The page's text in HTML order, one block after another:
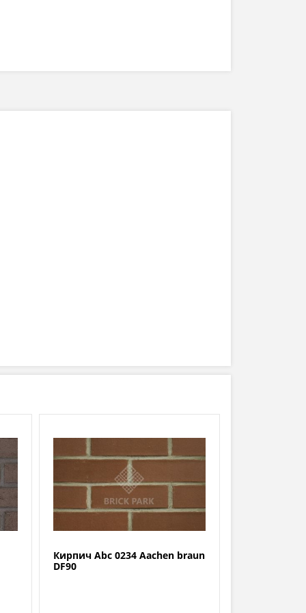
Кирпич Abc 0234 Aachen braun
DF90